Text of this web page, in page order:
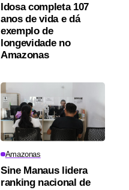
Idosa completa 107
anos de vida e dá
exemplo de
longevidade no
Amazonas
Amazonas
Sine Manaus lidera
ranking nacional de